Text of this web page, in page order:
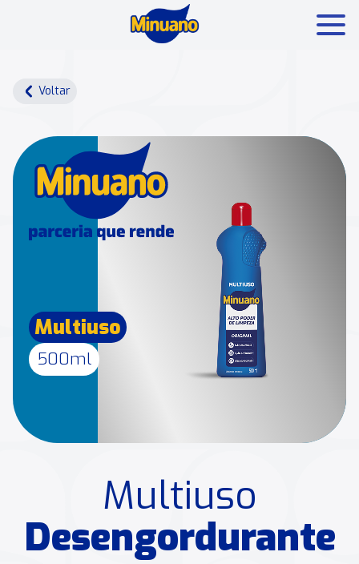
Voltar
Multiuso
500ml
Multiuso
Desengordurante
Mais buscados: